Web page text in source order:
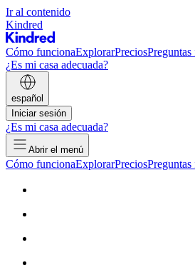
Ir al contenido
Kindred
Cómo funcionaExplorarPreciosPreguntas
¿Es mi casa adecuada?
español
Iniciar sesión
¿Es mi casa adecuada?
Abrir el menú
Cómo funcionaExplorarPreciosPreguntas